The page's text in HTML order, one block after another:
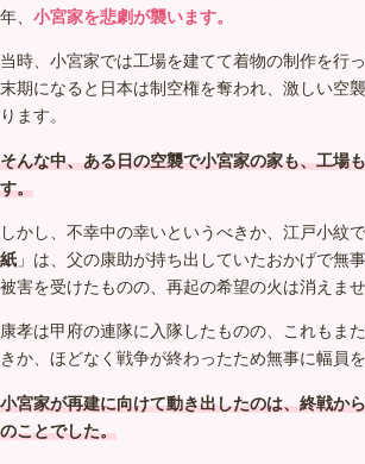
年、 小宮家を悲劇が襲います。
当時、小宮家では工場を建てて着物の制作を行
末期になると日本は制空権を奪われ、激しい空
ります。
そんな中、ある日の空襲で小宮家の家も、工場
す。
しかし、不幸中の幸いというべきか、江戸小紋
紙 」は、父の康助が持ち出していたおかげで無
被害を受けたものの、再起の希望の火は消えませ
康孝は甲府の連隊に入隊したものの、これもま
きか、ほどなく戦争が終わったため無事に幅員を
小宮家が再建に向けて動き出したのは、終戦か
のことでした。